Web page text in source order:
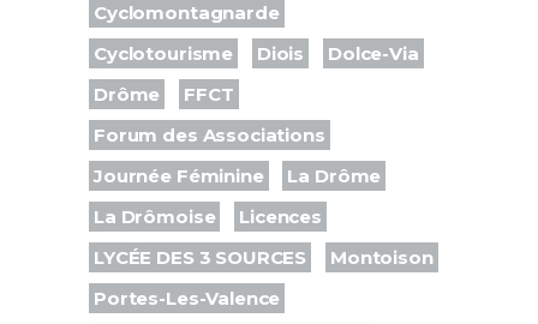
Cyclomontagnarde
Cyclotourisme
Diois
Dolce-Via
Drôme
FFCT
Forum des Associations
Journée Féminine
La Drôme
La Drômoise
Licences
LYCÉE DES 3 SOURCES
Montoison
Portes-Les-Valence